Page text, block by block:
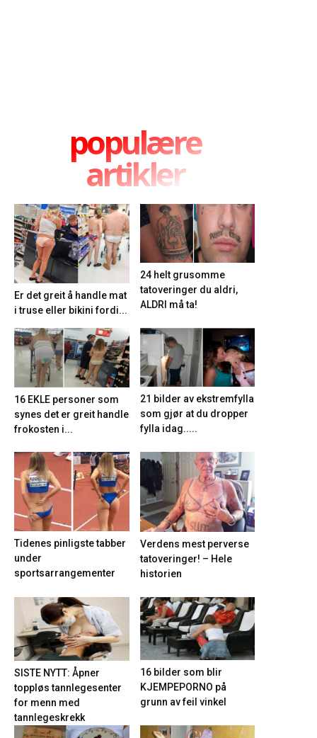
populære
artikler
Er det greit å handle mat
i truse eller bikini fordi...
24 helt grusomme
tatoveringer du aldri,
ALDRI må ta!
16 EKLE personer som
synes det er greit handle
frokosten i...
21 bilder av ekstremfylla
som gjør at du dropper
fylla idag.....
Tidenes pinligste tabber
under
sportsarrangementer
Verdens mest perverse
tatoveringer! – Hele
historien
SISTE NYTT: Åpner
toppløs tannlegesenter
for menn med
tannlegeskrekk
16 bilder som blir
KJEMPEPORNO på
grunn av feil vinkel